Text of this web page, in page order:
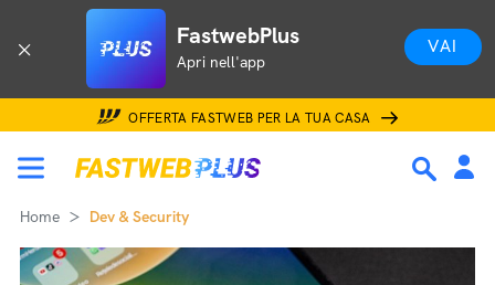
FastwebPlus
Apri nell'app
VAI
OFFERTA FASTWEB PER LA TUA CASA
Home Dev & Security